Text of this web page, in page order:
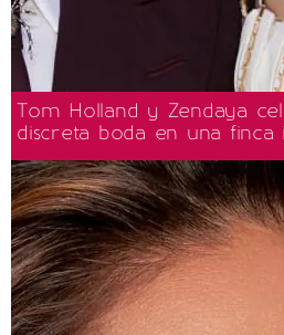
Tom Holland y Zendaya
discreta boda en una finca